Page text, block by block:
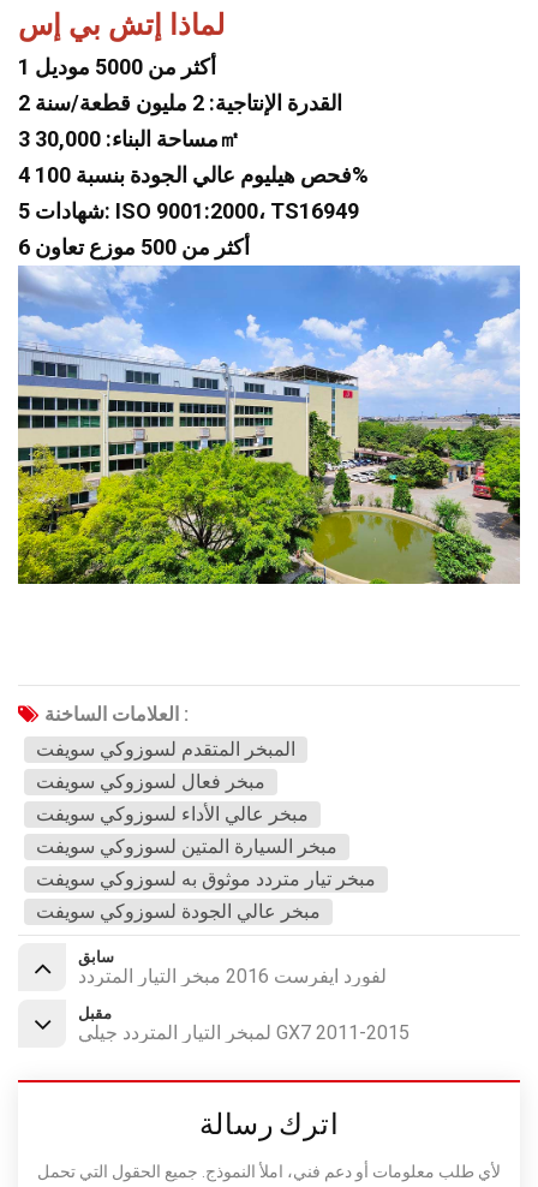
لماذا إتش بي إس
1 أكثر من 5000 موديل
2 القدرة الإنتاجية: 2 مليون قطعة/سنة
3 مساحة البناء: 30,000㎡
4 فحص هيليوم عالي الجودة بنسبة 100%
5 شهادات: ISO 9001:2000، TS16949
6 أكثر من 500 موزع تعاون
العلامات الساخنة :
المبخر المتقدم لسوزوكي سويفت
مبخر فعال لسوزوكي سويفت
مبخر عالي الأداء لسوزوكي سويفت
مبخر السيارة المتين لسوزوكي سويفت
مبخر تيار متردد موثوق به لسوزوكي سويفت
مبخر عالي الجودة لسوزوكي سويفت
سابق
لفورد ايفرست 2016 مبخر التيار المتردد
مقبل
لمبخر التيار المتردد جيلي GX7 2011-2015
اترك رسالة
لأي طلب معلومات أو دعم فني، املأ النموذج. جميع الحقول التي تحمل